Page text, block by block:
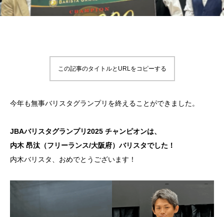
この記事のタイトルとURLをコピーする
今年も無事バリスタグランプリを終えることができました。
JBAバリスタグランプリ2025 チャンピオンは、
内木 昂汰（フリーランス/大阪府）バリスタでした！
内木バリスタ、おめでとうございます！